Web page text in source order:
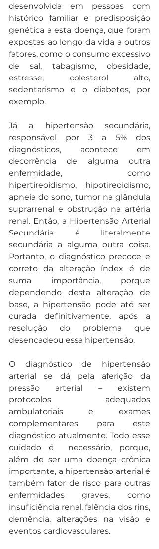
desenvolvida em pessoas com
histórico familiar e predisposição
genética a esta doença, que foram
expostas ao longo da vida a outros
fatores, como o consumo excessivo
de sal, tabagismo, obesidade,
estresse, colesterol alto,
sedentarismo e o diabetes, por
exemplo.
Já a hipertensão secundária,
responsável por 3 a 5% dos
diagnósticos, acontece em
decorrência de alguma outra
enfermidade, como
hipertireoidismo, hipotireoidismo,
apneia do sono, tumor na glândula
suprarrenal e obstrução na artéria
renal. Então, a Hipertensão Arterial
Secundária é literalmente
secundária a alguma outra coisa.
Portanto, o diagnóstico precoce e
correto da alteração índex é de
suma importância, porque
dependendo desta alteração de
base, a hipertensão pode até ser
curada definitivamente, após a
resolução do problema que
desencadeou essa hipertensão.
O diagnóstico de hipertensão
arterial se dá pela aferição da
pressão arterial – existem
protocolos adequados
ambulatoriais e exames
complementares para este
diagnóstico atualmente. Todo esse
cuidado é  necessário, porque,
além de ser uma doença crônica
importante, a hipertensão arterial é
também fator de risco para outras
enfermidades graves, como
insuficiência renal, falência dos rins,
demência, alterações na visão e
eventos cardiovasculares.